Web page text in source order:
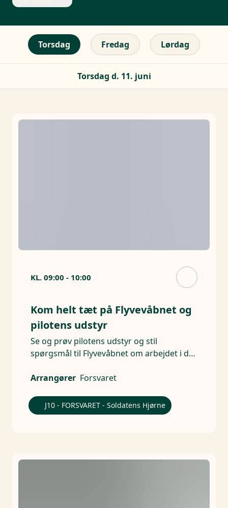
Torsdag Fredag Lørdag
Torsdag d. 11. juni
KL. 09:00 - 10:00
Kom helt tæt på Flyvevåbnet og
pilotens udstyr
Se og prøv pilotens udstyr og stil
spørgsmål til Flyvevåbnet om arbejdet i de
Arrangører Forsvaret
J10 - FORSVARET - Soldatens Hjørne